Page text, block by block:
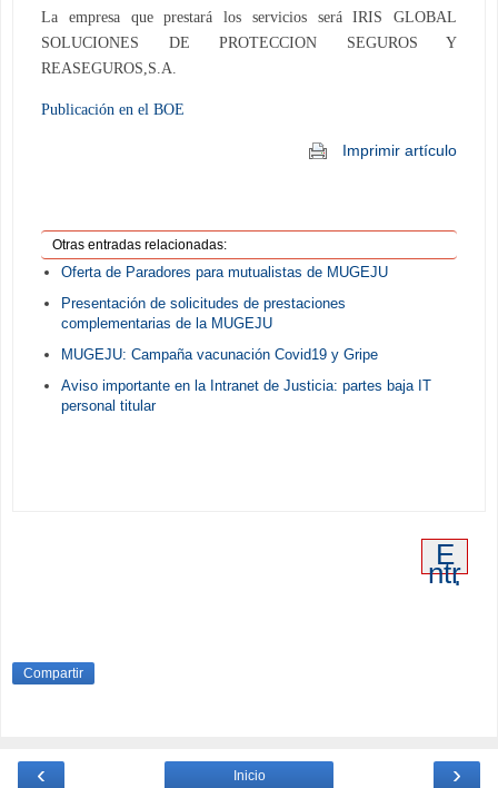
La empresa que prestará los servicios seráIRIS GLOBAL
SOLUCIONES DE PROTECCION SEGUROS Y
REASEGUROS,S.A.
Publicación en el BOE
Imprimir artículo
Otras entradas relacionadas:
Oferta de Paradores para mutualistas de MUGEJU
Presentación de solicitudes de prestaciones
complementarias de la MUGEJU
MUGEJU: Campaña vacunación Covid19 y Gripe
Aviso importante en la Intranet de Justicia: partes baja IT
personal titular
E
ntr
ad
Compartir
‹ ›
Inicio